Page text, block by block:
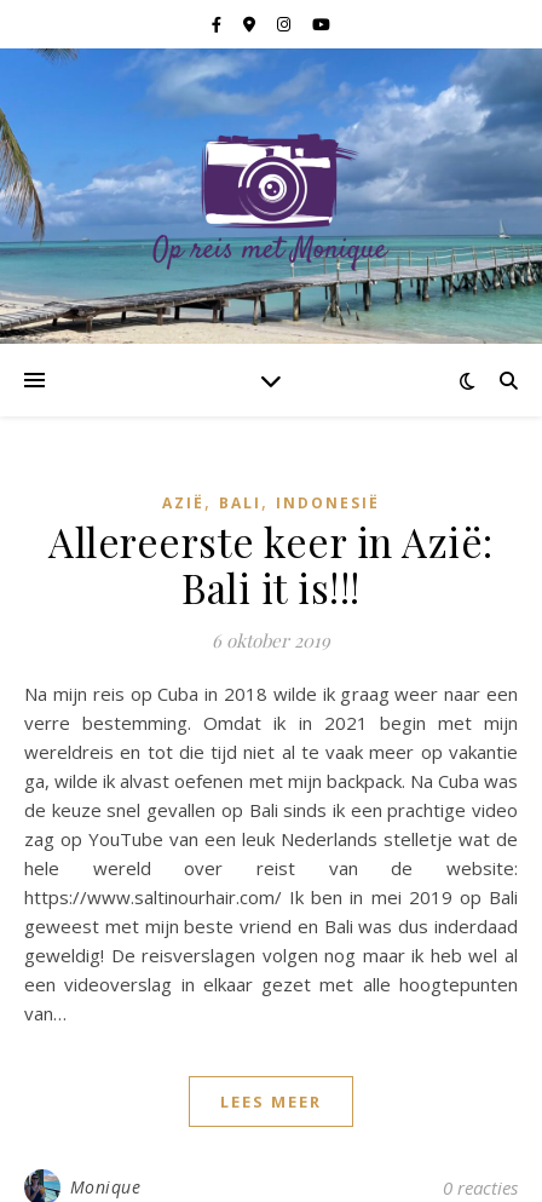
AZIË , BALI , INDONESIË
Allereerste keer in Azië:
Bali it is!!!
6 oktober 2019
Na mijn reis op Cuba in 2018 wilde ik graag weer naar een
verre bestemming. Omdat ik in 2021 begin met mijn
wereldreis en tot die tijd niet al te vaak meer op vakantie
ga, wilde ik alvast oefenen met mijn backpack. Na Cuba was
de keuze snel gevallen op Bali sinds ik een prachtige video
zag op YouTube van een leuk Nederlands stelletje wat de
hele wereld over reist van de website:
https://www.saltinourhair.com/ Ik ben in mei 2019 op Bali
geweest met mijn beste vriend en Bali was dus inderdaad
geweldig! De reisverslagen volgen nog maar ik heb wel al
een videoverslag in elkaar gezet met alle hoogtepunten
van…
LEES MEER
Monique 0 reacties